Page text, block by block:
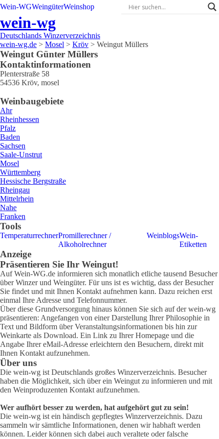
Wein-WGWeingüterWeinshop
wein-wg
Deutschlands Winzerverzeichnis
wein-wg.de > Mosel > Kröv > Weingut Müllers
Weingut Günter Müllers
Kontaktinformationen
Plenterstraße 58
54536 Kröv, mosel
Weinbaugebiete
Ahr
Rheinhessen
Pfalz
Baden
Sachsen
Saale-Unstrut
Mosel
Württemberg
Hessische Bergstraße
Rheingau
Mittelrhein
Nahe
Franken
Tools
TemperaturrechnerPromillerechner /
Alkoholrechner
WeinblogsWein-
Etiketten
Anzeige
Präsentieren Sie Ihr Weingut!
Auf Wein-WG.de informieren sich monatlich etliche tausend Besucher
über Winzer und Weingüter. Für uns ist es wichtig, dass der Besucher
Sie findet und mit Ihnen Kontakt aufnehmen kann. Dazu reichen erst
einmal Ihre Adresse und Telefonnummer.
Über diese Grundversorgung hinaus können Sie sich auf der wein-wg
präsentieren: Angefangen von einer Darstellung Ihrer Philosophie in
Text und Bildform über Veranstaltungsinformationen bis hin zur
Weinkarte als Download. Ein Link zu Ihrer Homepage und die
Angabe Ihrer eMail-Adresse erleichtern den Besuchern, direkt mit
Ihnen Kontakt aufzunehmen.
Über uns
Die wein-wg ist Deutschlands großes Winzerverzeichnis. Besucher
haben die Möglichkeit, sich über ein Weingut zu informieren und mit
den Weinproduzenten Kontakt aufzunehmen.
Wer aufhört besser zu werden, hat aufgehört gut zu sein!
Die wein-wg ist ein händisch gepflegtes Winzerverzeichnis. Dazu
sammeln wir sämtliche Informationen, denen wir habhaft werden
können. Leider können sich dabei auch veraltete oder falsche